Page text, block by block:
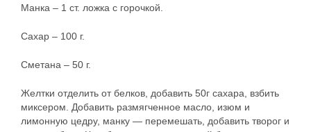
Манка – 1 ст. ложка с горочкой.
Сахар – 100 г.
Сметана – 50 г.
Желтки отделить от белков, добавить 50г сахара, взбить
миксером. Добавить размягченное масло, изюм и
лимонную цедру, манку — перемешать, добавить творог и